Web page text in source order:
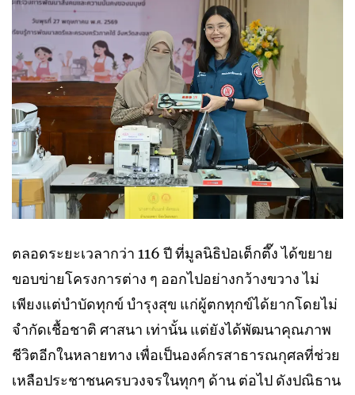
ตลอดระยะเวลากว่า 116 ปี ที่มูลนิธิป่อเต็กตึ๊ง ได้ขยาย
ขอบข่ายโครงการต่าง ๆ ออกไปอย่างกว้างขวาง ไม่
เพียงแต่บำบัดทุกข์ บำรุงสุข แก่ผู้ตกทุกข์ได้ยากโดยไม่
จำกัดเชื้อชาติ ศาสนา เท่านั้น แต่ยังได้พัฒนาคุณภาพ
ชีวิตอีกในหลายทาง เพื่อเป็นองค์กรสาธารณกุศลที่ช่วย
เหลือประชาชนครบวงจรในทุกๆ ด้าน ต่อไป ดังปณิธาน